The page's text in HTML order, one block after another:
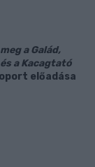
a Galád,
a Kacagtató
előadása